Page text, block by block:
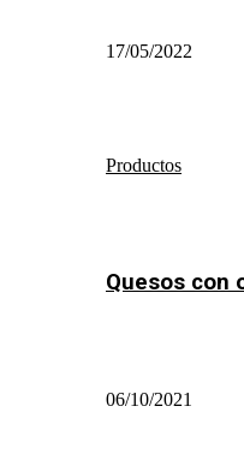
17/05/2022
Productos
Quesos con
06/10/2021